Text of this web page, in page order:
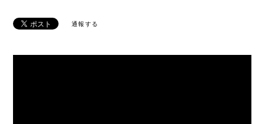
通報する